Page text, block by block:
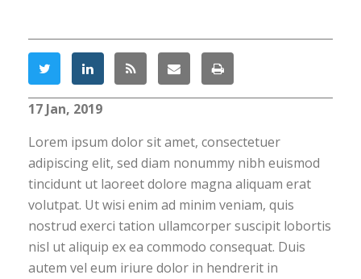
17 Jan, 2019
Lorem ipsum dolor sit amet, consectetuer
adipiscing elit, sed diam nonummy nibh euismod
tincidunt ut laoreet dolore magna aliquam erat
volutpat. Ut wisi enim ad minim veniam, quis
nostrud exerci tation ullamcorper suscipit lobortis
nisl ut aliquip ex ea commodo consequat. Duis
autem vel eum iriure dolor in hendrerit in